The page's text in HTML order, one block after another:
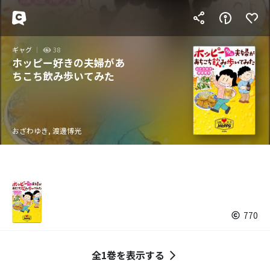
ギャグ 38
ホッピー好きの夫婦があ
ちこち飲み歩いてみた
おざわゆき, 渡邊博光
770
全1巻を表示する